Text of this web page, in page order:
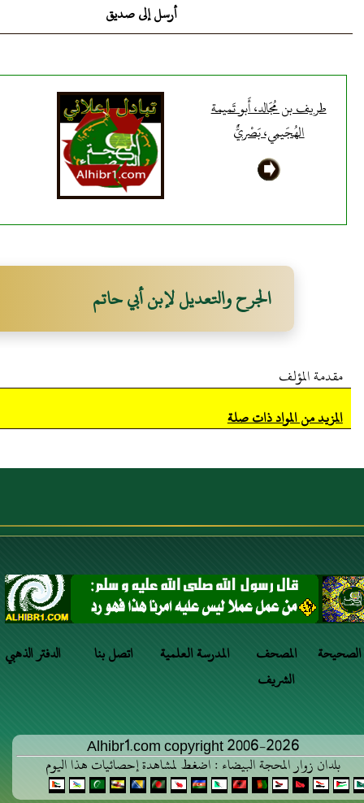
أرسل إلى صديق
طريف بن مُجَالد، أَبو تَميمة
الهُجَيمي، بَصْريٌّ
الجرح والتعديل لإبن أبي حاتم
مقدمة المؤلف
المزيد من المواد ذات صلة
الدفتر الذهبي اتصل بنا المدرسة العلمية
المصحف
الشريف
الصحيحة
Alhibr1.com copyright 2006-2026
بلدان زوار المحجة البيضاء : اضغط لمشاهدة إحصائيات هذا اليوم